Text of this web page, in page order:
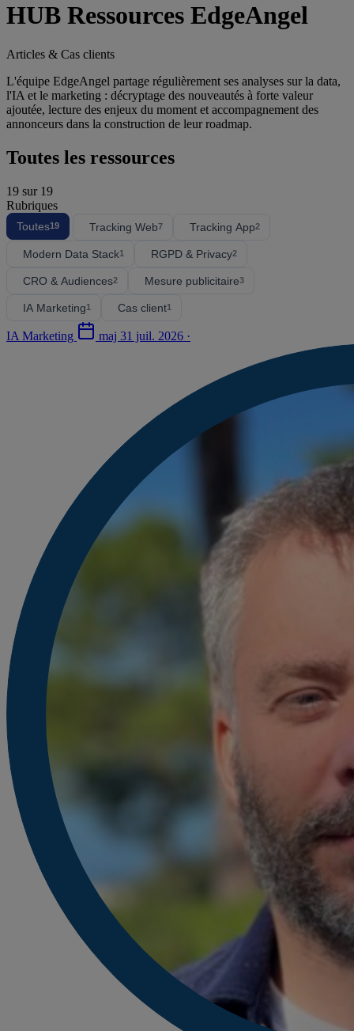
HUB Ressources EdgeAngel
Articles & Cas clients
L'équipe EdgeAngel partage régulièrement ses analyses sur la data,
l'IA et le marketing : décryptage des nouveautés à forte valeur
ajoutée, lecture des enjeux du moment et accompagnement des
annonceurs dans la construction de leur roadmap.
Toutes les ressources
19 sur 19
Rubriques
Toutes19 Tracking Web7 Tracking App2
Modern Data Stack1 RGPD & Privacy2
CRO & Audiences2 Mesure publicitaire3
IA Marketing1 Cas client1
IA Marketing maj 31 juil. 2026 ·